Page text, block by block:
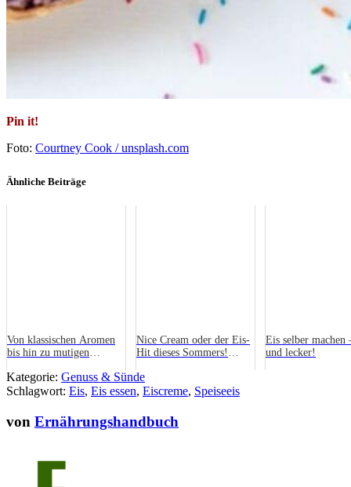
Pin it!
Foto: Courtney Cook / unsplash.com
Ähnliche Beiträge
Von klassischen Aromen
bis hin zu mutigen
durch die Welt der
Eishersteller
Nice Cream oder der Eis-
Hit dieses Sommers!
laktosefreies Eis zum
Selbermachen
Eis selber machen
und lecker!
Kategorie: Genuss & Sünde
Schlagwort: Eis, Eis essen, Eiscreme, Speiseeis
von Ernährungshandbuch